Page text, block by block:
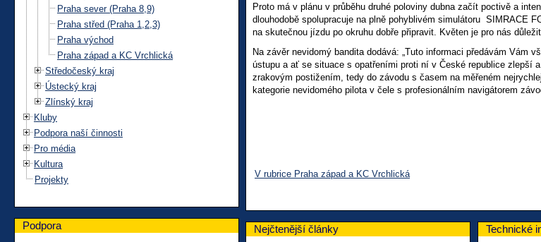
Praha sever (Praha 8,9)
Praha střed (Praha 1,2,3)
Praha východ
Praha západ a KC Vrchlická
Středočeský kraj
Ústecký kraj
Zlínský kraj
Kluby
Podpora naší činnosti
Pro média
Kultura
Projekty
Proto má v plánu v průběhu druhé poloviny dubna začít poctivě a
dlouhodobě spolupracuje na plně pohyblivém simulátoru SIMRACE
na skutečnou jízdu po okruhu dobře připravit. Květen je pro nás
Na závěr nevidomý bandita dodává: „Tuto informaci předávám Vám
ústupu a ať se situace s opatřeními proti ní v České republice zlepší
zrakovým postižením, tedy do závodu s časem na měřeném
kategorie nevidomého pilota v čele s profesionálním navigátorem
V rubrice Praha západ a KC Vrchlická
Podpora Nejčtenější články Technické